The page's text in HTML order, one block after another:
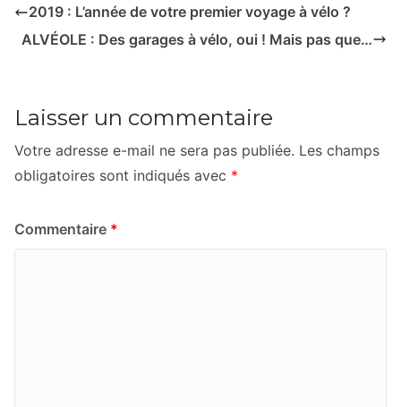
2019 : L’année de votre premier voyage à vélo ?
ALVÉOLE : Des garages à vélo, oui ! Mais pas que…
Laisser un commentaire
Votre adresse e-mail ne sera pas publiée. Les champs
obligatoires sont indiqués avec *
Commentaire *